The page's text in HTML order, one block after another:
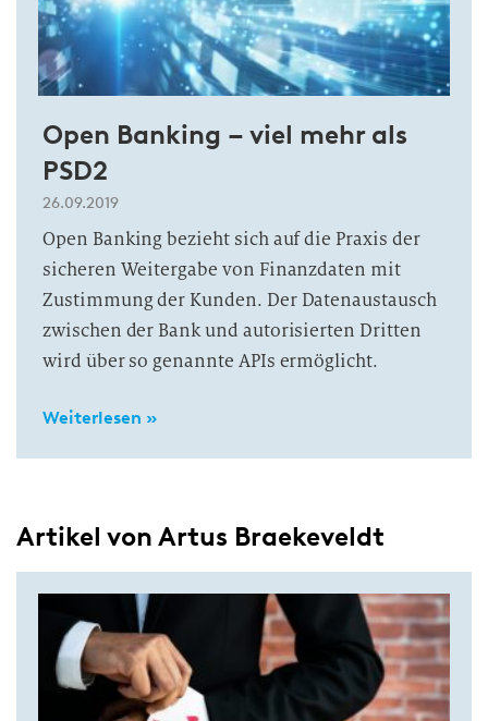
Open Banking – viel mehr als
PSD2
26.09.2019
Open Banking bezieht sich auf die Praxis der
sicheren Weitergabe von Finanzdaten mit
Zustimmung der Kunden. Der Datenaustausch
zwischen der Bank und autorisierten Dritten
wird über so genannte APIs ermöglicht.
Weiterlesen »
Artikel von Artus Braekeveldt